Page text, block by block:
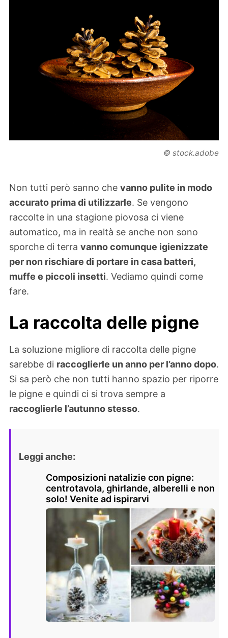
© stock.adobe
Non tutti però sanno che vanno pulite in modo
accurato prima di utilizzarle. Se vengono
raccolte in una stagione piovosa ci viene
automatico, ma in realtà se anche non sono
sporche di terra vanno comunque igienizzate
per non rischiare di portare in casa batteri,
muffe e piccoli insetti. Vediamo quindi come
fare.
La raccolta delle pigne
La soluzione migliore di raccolta delle pigne
sarebbe di raccoglierle un anno per l’anno dopo.
Si sa però che non tutti hanno spazio per riporre
le pigne e quindi ci si trova sempre a
raccoglierle l’autunno stesso.
Leggi anche:
Composizioni natalizie con pigne:
centrotavola, ghirlande, alberelli e non
solo! Venite ad ispirarvi